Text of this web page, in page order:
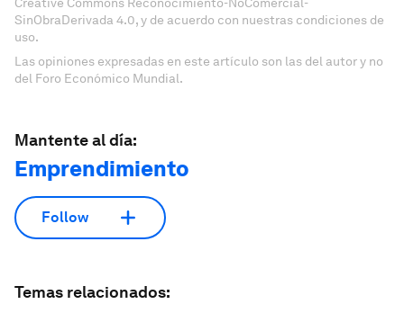
SinObraDerivada 4.0, y de acuerdo con nuestras condiciones de
uso.
Las opiniones expresadas en este artículo son las del autor y no
del Foro Económico Mundial.
Mantente al día:
Emprendimiento
Follow
Temas relacionados: